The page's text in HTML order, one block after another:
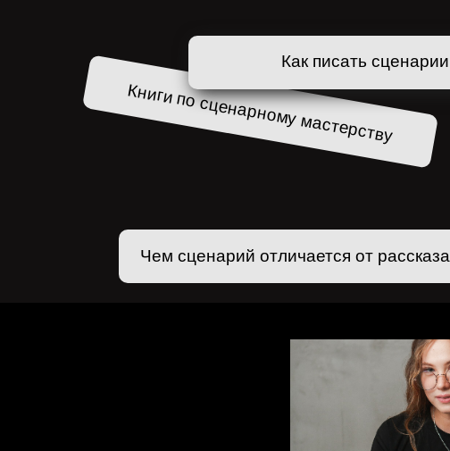
Книги по сценарному мастерству
Чем сценарий отличается от рассказа
Как писать сценарии